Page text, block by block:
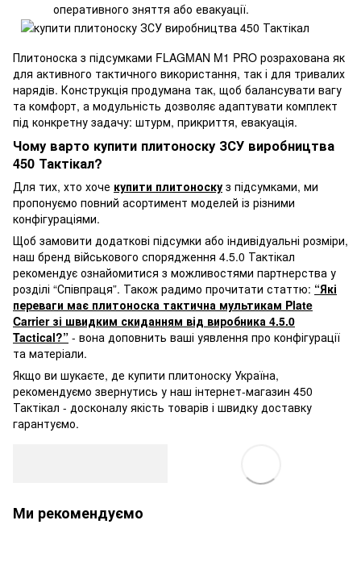
оперативного зняття або евакуації.
Плитоноска з підсумками FLAGMAN M1 PRO розрахована як
для активного тактичного використання, так і для тривалих
нарядів. Конструкція продумана так, щоб балансувати вагу
та комфорт, а модульність дозволяє адаптувати комплект
під конкретну задачу: штурм, прикриття, евакуація.
Чому варто купити плитоноску ЗСУ виробництва
450 Тактікал?
Для тих, хто хоче купити плитоноску з підсумками, ми
пропонуємо повний асортимент моделей із різними
конфігураціями.
Щоб замовити додаткові підсумки або індивідуальні розміри,
наш бренд військового спорядження 4.5.0 Тактікал
рекомендує ознайомитися з можливостями партнерства у
розділі “Співпраця”. Також радимо прочитати статтю: “Які
переваги має плитоноска тактична мультикам Plate
Carrier зі швидким скиданням від виробника 4.5.0
Tactical?” - вона доповнить ваші уявлення про конфігурації
та матеріали.
Якщо ви шукаєте, де купити плитоноску Україна,
рекомендуємо звернутись у наш інтернет-магазин 450
Тактікал - досконалу якість товарів і швидку доставку
гарантуємо.
Ми рекомендуємо